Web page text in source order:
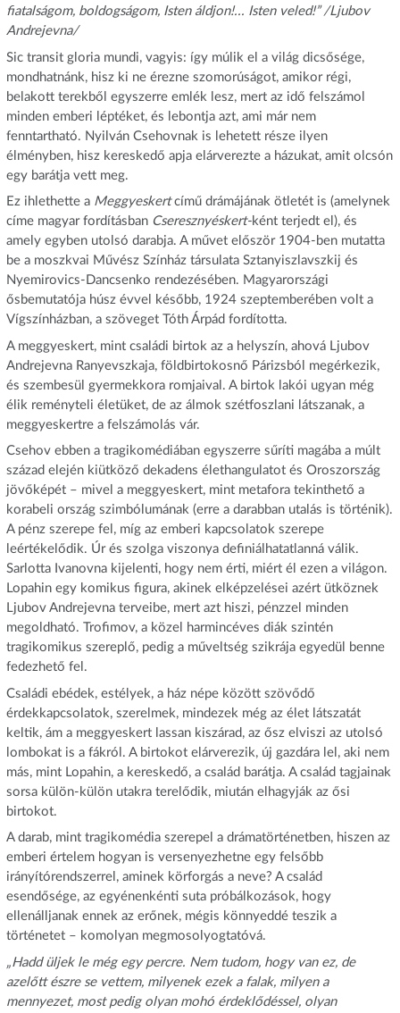
fiatalságom, boldogságom, Isten áldjon!... Isten veled!” /Ljubov
Andrejevna/
Sic transit gloria mundi, vagyis: így múlik el a világ dicsősége,
mondhatnánk, hisz ki ne érezne szomorúságot, amikor régi,
belakott terekből egyszerre emlék lesz, mert az idő felszámol
minden emberi léptéket, és lebontja azt, ami már nem
fenntartható. Nyilván Csehovnak is lehetett része ilyen
élményben, hisz kereskedő apja elárverezte a házukat, amit olcsón
egy barátja vett meg.
Ez ihlethette a Meggyeskertcímű drámájának ötletét is (amelynek
címe magyar fordításban Cseresznyéskert-ként terjedt el), és
amely egyben utolsó darabja. A művet először 1904-ben mutatta
be a moszkvai Művész Színház társulata Sztanyiszlavszkij és
Nyemirovics-Dancsenko rendezésében. Magyarországi
ősbemutatója húsz évvel később, 1924 szeptemberében volt a
Vígszínházban, a szöveget Tóth Árpád fordította.
A meggyeskert, mint családi birtok az a helyszín, ahová Ljubov
Andrejevna Ranyevszkaja, földbirtokosnő Párizsból megérkezik,
és szembesül gyermekkora romjaival. A birtok lakói ugyan még
élik reményteli életüket, de az álmok szétfoszlani látszanak, a
meggyeskertre a felszámolás vár.
Csehov ebben a tragikomédiában egyszerre sűríti magába a múlt
század elején kiütköző dekadens élethangulatot és Oroszország
jövőképét – mivel a meggyeskert, mint metafora tekinthető a
korabeli ország szimbólumának (erre a darabban utalás is történik).
A pénz szerepe fel, míg az emberi kapcsolatok szerepe
leértékelődik. Úr és szolga viszonya definiálhatatlanná válik.
Sarlotta Ivanovna kijelenti, hogy nem érti, miért él ezen a világon.
Lopahin egy komikus figura, akinek elképzelései azért ütköznek
Ljubov Andrejevna terveibe, mert azt hiszi, pénzzel minden
megoldható. Trofimov, a közel harmincéves diák szintén
tragikomikus szereplő, pedig a műveltség szikrája egyedül benne
fedezhető fel.
Családi ebédek, estélyek, a ház népe között szövődő
érdekkapcsolatok, szerelmek, mindezek még az élet látszatát
keltik, ám a meggyeskert lassan kiszárad, az ősz elviszi az utolsó
lombokat is a fákról. A birtokot elárverezik, új gazdára lel, aki nem
más, mint Lopahin, a kereskedő, a család barátja. A család tagjainak
sorsa külön-külön utakra terelődik, miután elhagyják az ősi
birtokot.
A darab, mint tragikomédia szerepel a drámatörténetben, hiszen az
emberi értelem hogyan is versenyezhetne egy felsőbb
irányítórendszerrel, aminek körforgás a neve? A család
esendősége, az egyénenkénti suta próbálkozások, hogy
ellenálljanak ennek az erőnek, mégis könnyeddé teszik a
történetet – komolyan megmosolyogtatóvá.
„Hadd üljek le még egy percre. Nem tudom, hogy van ez, de
azelőtt észre se vettem, milyenek ezek a falak, milyen a
mennyezet, most pedig olyan mohó érdeklődéssel, olyan